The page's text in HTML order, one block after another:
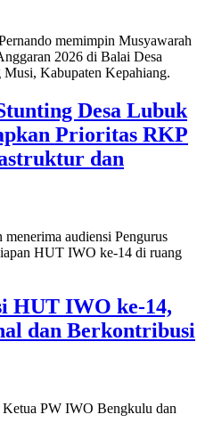
Desa Lubuk
Prioritas RKP
dan
HUT IWO ke-14,
dan Berkontribusi